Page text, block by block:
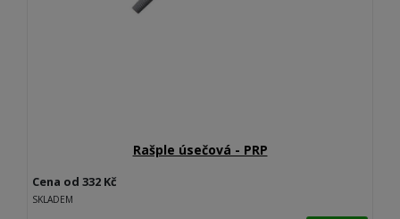
Rašple úsečová - PRP
Cena od 332 Kč
SKLADEM